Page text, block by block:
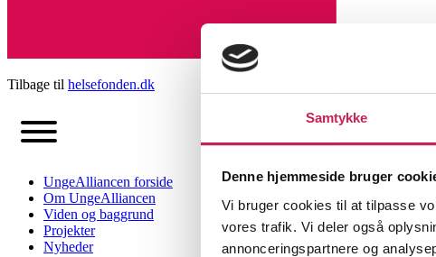
Samtykke
Denne hjemmeside bruger
Vi bruger cookies til at tilpasse
vores trafik. Vi deler også
annonceringspartnere og
Tilbage til helsefonden.dk
UngeAlliancen forside
Om UngeAlliancen
Viden og baggrund
Projekter
Nyheder